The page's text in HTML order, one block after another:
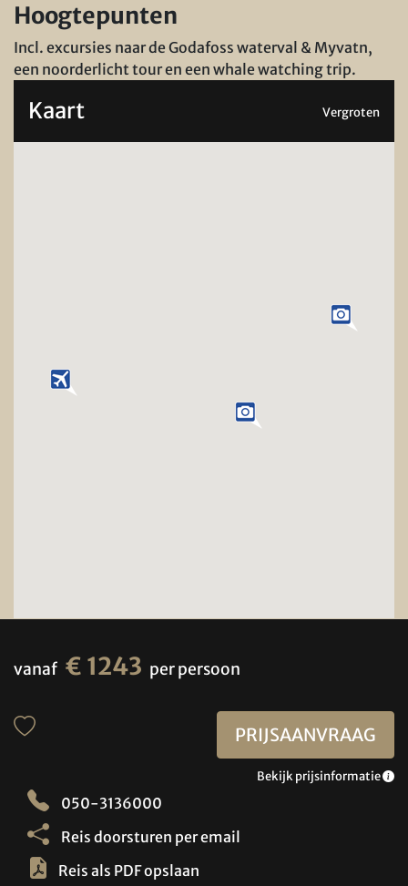
Hoogtepunten
Incl. excursies naar de Godafoss waterval & Myvatn,
een noorderlicht tour en een whale watching trip.
Kaart Vergroten
vanaf € 1243 per persoon
PRIJSAANVRAAG
Bekijk prijsinformatie
050-3136000
Reis doorsturen per email
Reis als PDF opslaan